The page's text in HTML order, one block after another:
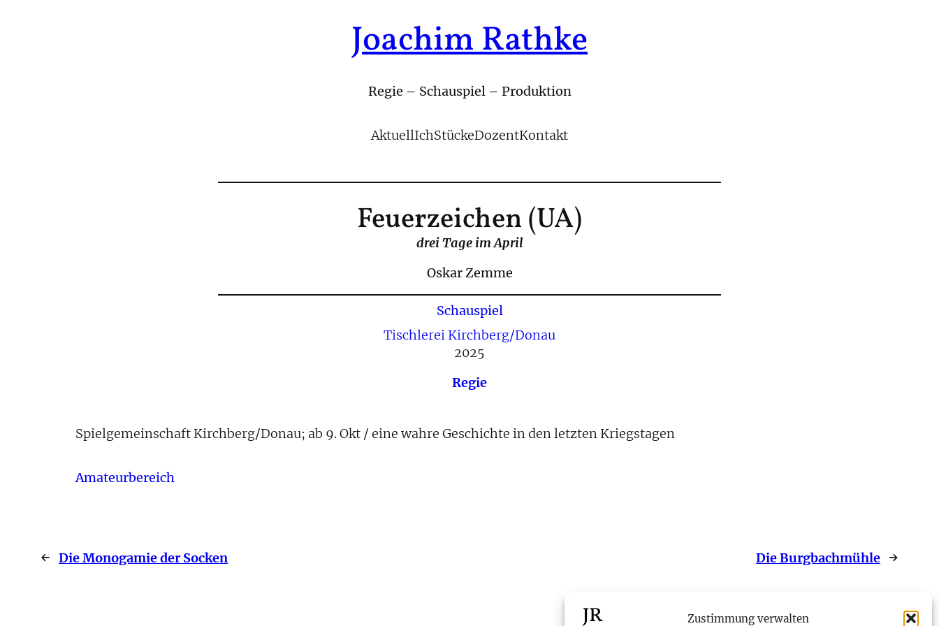
Zustimmung verwalten
Joachim Rathke
Regie – Schauspiel – Produktion
AktuellIchStückeDozentKontakt
Feuerzeichen (UA)
drei Tage im April
Oskar Zemme
Schauspiel
Tischlerei Kirchberg/Donau
2025
Regie
Spielgemeinschaft Kirchberg/Donau; ab 9. Okt / eine wahre Geschichte in den letzten Kriegstagen
Amateurbereich
← Die Monogamie der Socken Die Burgbachmühle →